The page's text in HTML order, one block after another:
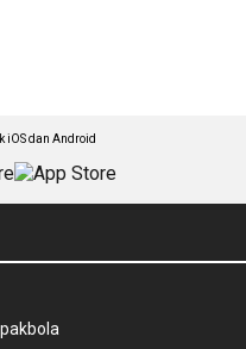
iOS dan Android